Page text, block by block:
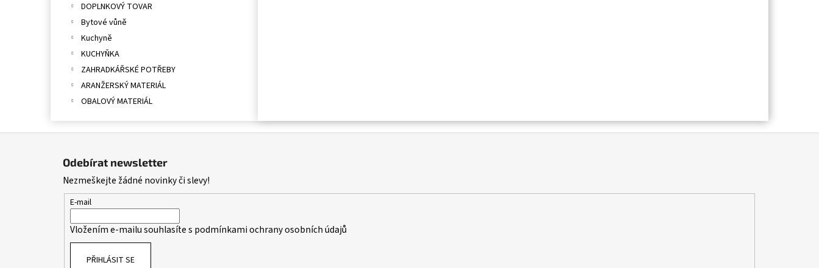
DOPLNKOVÝ TOVAR
Bytové vůně
Kuchyně
KUCHYŇKA
ZAHRADKÁŘSKÉ POTŘEBY
ARANŽERSKÝ MATERIÁL
OBALOVÝ MATERIÁL
Odebírat newsletter
Nezmeškejte žádné novinky či slevy!
E-mail
Vložením e-mailu souhlasíte s podmínkami ochrany osobních údajů
PŘIHLÁSIT SE